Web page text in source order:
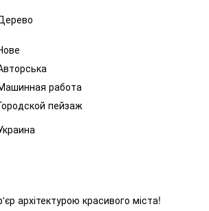
работа
пейзаж
архітектурою красивого міста!